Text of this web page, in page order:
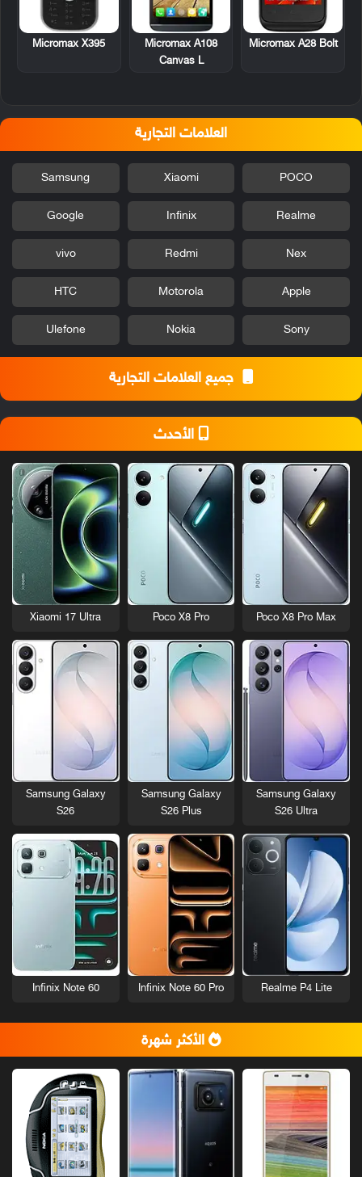
Micromax A28 Bolt
Micromax A108
Canvas L
Micromax X395
العلامات التجارية
POCO
Xiaomi
Samsung
Realme
Infinix
Google
Nex
Redmi
vivo
Apple
Motorola
HTC
Sony
Nokia
Ulefone
جميع العلامات التجارية
الأحدث
Poco X8 Pro Max
Poco X8 Pro
Xiaomi 17 Ultra
Samsung Galaxy
S26 Ultra
Samsung Galaxy
S26 Plus
Samsung Galaxy
S26
Realme P4 Lite
Infinix Note 60 Pro
Infinix Note 60
الأكثر شهرة